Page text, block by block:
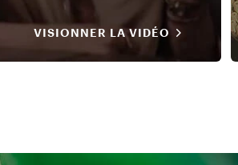
VISIONNER LA VIDÉO